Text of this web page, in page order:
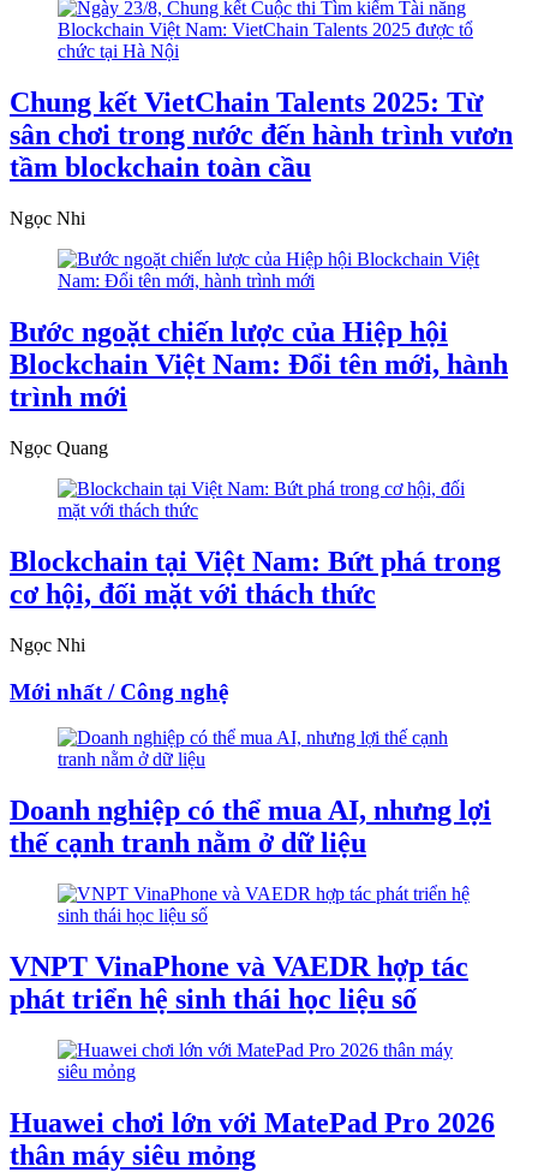
Chung kết VietChain Talents 2025: Từ
sân chơi trong nước đến hành trình vươn
tầm blockchain toàn cầu
Ngọc Nhi
Bước ngoặt chiến lược của Hiệp hội
Blockchain Việt Nam: Đổi tên mới, hành
trình mới
Ngọc Quang
Blockchain tại Việt Nam: Bứt phá trong
cơ hội, đối mặt với thách thức
Ngọc Nhi
Mới nhất / Công nghệ
Doanh nghiệp có thể mua AI, nhưng lợi
thế cạnh tranh nằm ở dữ liệu
VNPT VinaPhone và VAEDR hợp tác
phát triển hệ sinh thái học liệu số
Huawei chơi lớn với MatePad Pro 2026
thân máy siêu mỏng